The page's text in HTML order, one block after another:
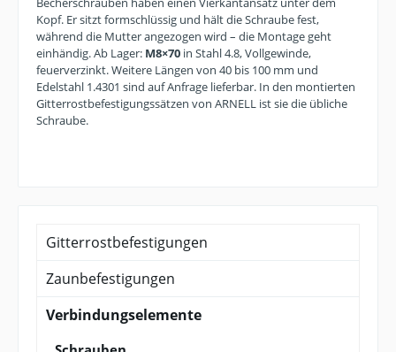
Kopf. Er sitzt formschlüssig und hält die Schraube fest,
während die Mutter angezogen wird – die Montage geht
einhändig. Ab Lager: M8×70 in Stahl 4.8, Vollgewinde,
feuerverzinkt. Weitere Längen von 40 bis 100 mm und
Edelstahl 1.4301 sind auf Anfrage lieferbar. In den montierten
Gitterrostbefestigungssätzen von ARNELL ist sie die übliche
Schraube.
Gitterrostbefestigungen
Zaunbefestigungen
Verbindungselemente